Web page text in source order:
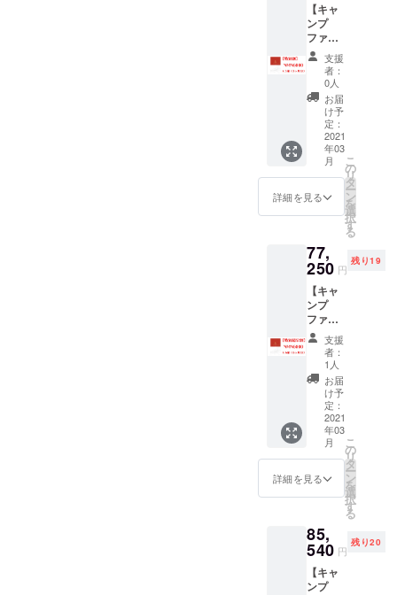
【キャ
ンプ
ファイ
ヤー特
別割
引】
NMN60
00 x 3
箱 3ヶ
月分
支援
者：
0人
お届
け予
定：
2021
年03
月
詳細を見る
こ
の
リ
タ
ー
ン
を
選
択
す
る
77,
250 円
残り19
【キャ
ンプ
ファイ
ヤー特
別超早
割】数
量限定
NMN60
00 x 6
箱 6ヶ
月分
支援
者：
1人
お届
け予
定：
2021
年03
月
詳細を見る
こ
の
リ
タ
ー
ン
を
選
択
す
る
85,
540 円
残り20
【キャ
ンプ